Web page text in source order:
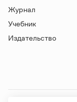
Журнал
Учебник
Издательство